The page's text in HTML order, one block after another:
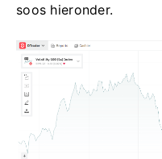
soos hieronder.